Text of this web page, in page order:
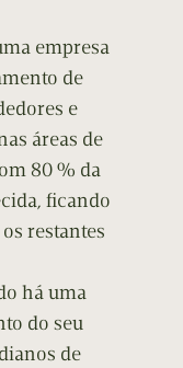
empresa
de
e
áreas de
80 % da
ficando
restantes
há uma
do seu
de